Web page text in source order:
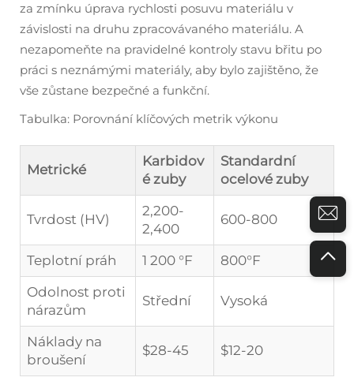
za zmínku úprava rychlosti posuvu materiálu v
závislosti na druhu zpracovávaného materiálu. A
nezapomeňte na pravidelné kontroly stavu břitu po
práci s neznámými materiály, aby bylo zajištěno, že
vše zůstane bezpečné a funkční.
Tabulka: Porovnání klíčových metrik výkonu
Metrické
Karbidov
é zuby
Standardní
ocelové zuby
Tvrdost (HV)
2,200-
2,400
600-800
Teplotní práh 1 200 °F
800°F
Odolnost proti
nárazům
Střední Vysoká
Náklady na
broušení
$28-45 $12-20